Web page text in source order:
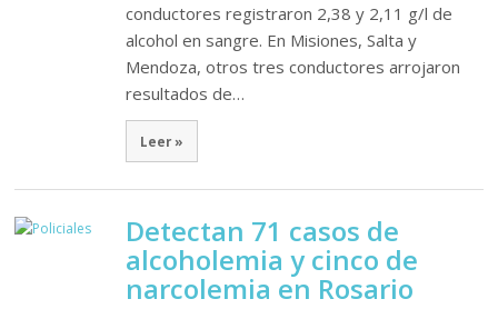
conductores registraron 2,38 y 2,11 g/l de
alcohol en sangre. En Misiones, Salta y
Mendoza, otros tres conductores arrojaron
resultados de…
Leer »
Detectan 71 casos de
alcoholemia y cinco de
narcolemia en Rosario